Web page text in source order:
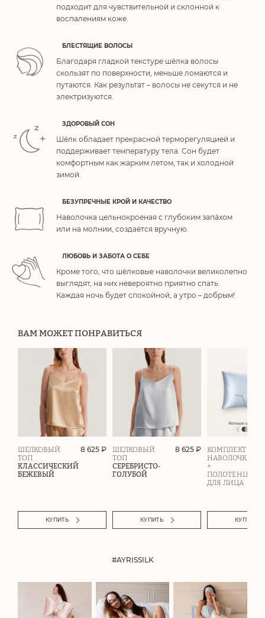
подходит для чувствительной и склонной к
воспалениям коже.
БЛЕСТЯЩИЕ ВОЛОСЫ
Благодаря гладкой текстуре шёлка волосы
скользят по поверхности, меньше ломаются и
путаются. Как результат – волосы не секутся и не
электризуются.
ЗДОРОВЫЙ СОН
Шёлк обладает прекрасной терморегуляцией и
поддерживает температуру тела. Сон будет
комфортным как жарким летом, так и холодной
зимой.
БЕЗУПРЕЧНЫЕ КРОЙ И КАЧЕСТВО
Наволочка цельнокроеная с глубоким запа́хом
или на молнии, создаётся вручную.
ЛЮБОВЬ И ЗАБОТА О СЕБЕ
Кроме того, что шёлковые наволочки великолепно
выглядят, на них невероятно приятно спать.
Каждая ночь будет спокойной, а утро – добрым!
ВАМ МОЖЕТ ПОНРАВИТЬСЯ
ШЕЛКОВЫЙ
ТОП
КЛАССИЧЕСКИЙ
БЕЖЕВЫЙ
8 625 ₽
КУПИТЬ
ШЕЛКОВЫЙ
ТОП
СЕРЕБРИСТО-
ГОЛУБОЙ
8 625 ₽
КУПИТЬ
КОМПЛЕКТ
НАВОЛОЧКА
+
ПОЛОТЕНЦЕ
ДЛЯ ЛИЦА
КУПИТЬ
#AYRISSILK